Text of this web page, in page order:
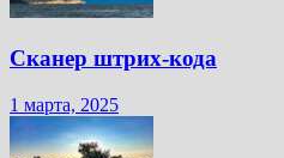
Сканер штрих-кода
1 марта, 2025